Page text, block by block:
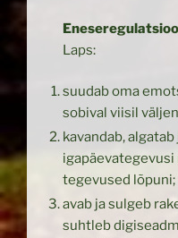
Laps:
suudab oma
sobival viisil
kavandab,
tegevused lõpuni;
avab ja sulgeb
suhtleb